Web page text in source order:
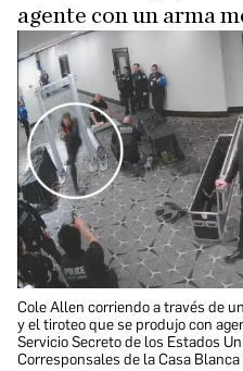
agente con un arma
Cole Allen corriendo a través de
y el tiroteo que se produjo con
Servicio Secreto de los Estados
Corresponsales de la Casa Blanca